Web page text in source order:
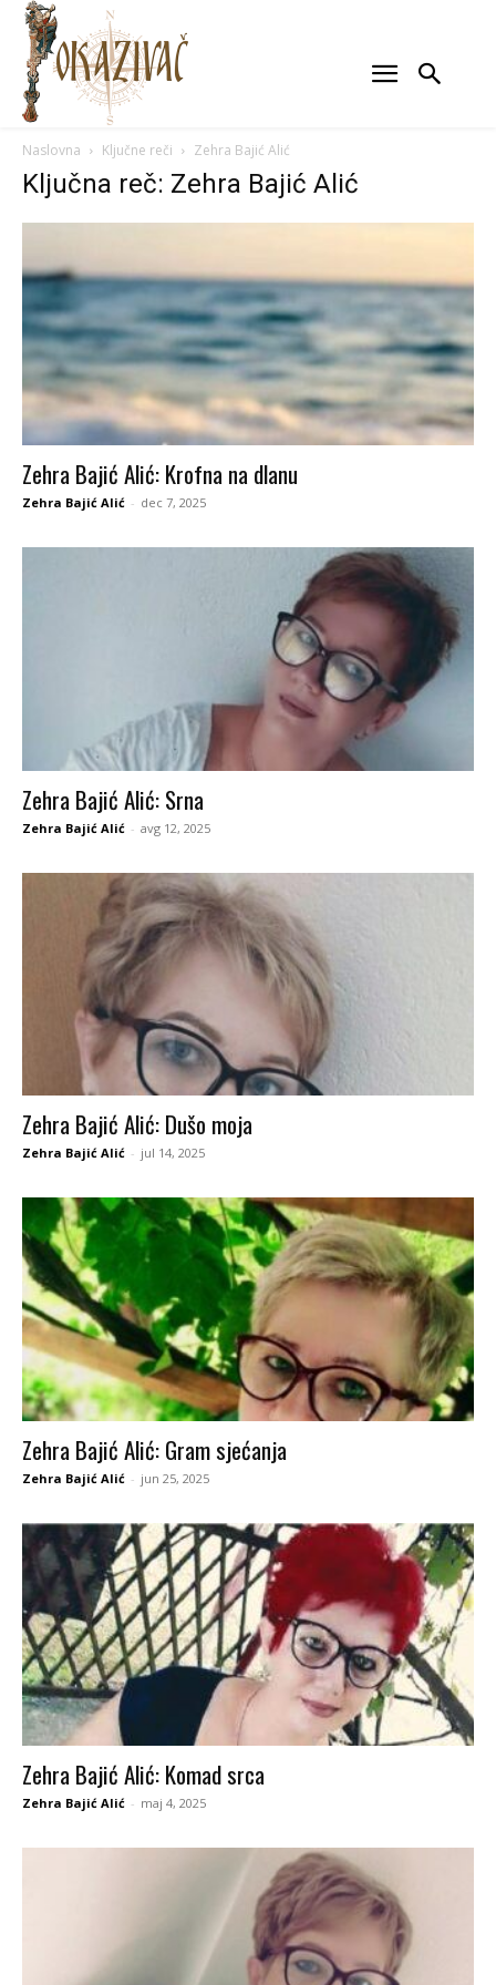
Naslovna Ključne reči Zehra Bajić Alić
Ključna reč: Zehra Bajić Alić
Zehra Bajić Alić: Krofna na dlanu
Zehra Bajić Alić - dec 7, 2025
Zehra Bajić Alić: Srna
Zehra Bajić Alić - avg 12, 2025
Zehra Bajić Alić: Dušo moja
Zehra Bajić Alić - jul 14, 2025
Zehra Bajić Alić: Gram sjećanja
Zehra Bajić Alić - jun 25, 2025
Zehra Bajić Alić: Komad srca
Zehra Bajić Alić - maj 4, 2025